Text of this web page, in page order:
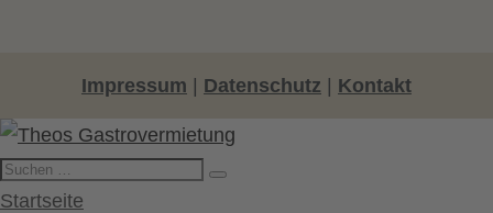
Impressum | Datenschutz | Kontakt
Startseite